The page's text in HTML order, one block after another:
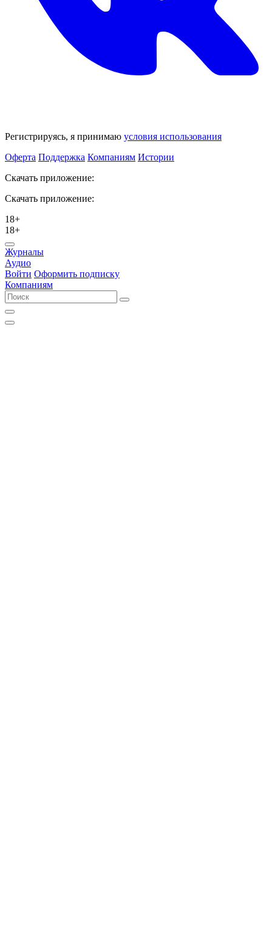
Регистрируясь, я принимаю условия использования
Оферта Поддержка Компаниям Истории
Скачать приложение:
Скачать приложение:
18+
18+
Журналы
Аудио
Войти Оформить подписку
Компаниям